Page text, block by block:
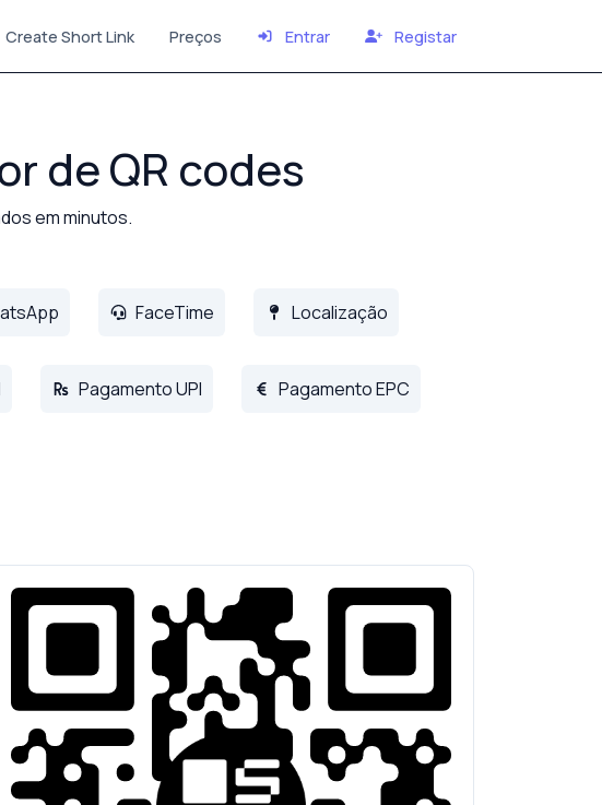
Create Short Link Preços Entrar Registar
de QR codes
em minutos.
FaceTime Localização
Pagamento UPI Pagamento EPC